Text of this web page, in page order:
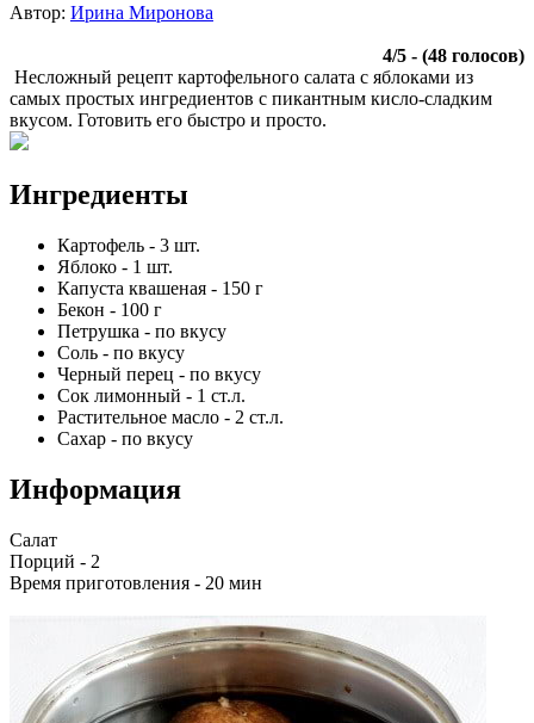
Автор: Ирина Миронова
4/5 - (48 голосов)
Несложный рецепт картофельного салата с яблоками из
самых простых ингредиентов с пикантным кисло-сладким
вкусом. Готовить его быстро и просто.
Ингредиенты
Картофель - 3 шт.
Яблоко - 1 шт.
Капуста квашеная - 150 г
Бекон - 100 г
Петрушка - по вкусу
Соль - по вкусу
Черный перец - по вкусу
Сок лимонный - 1 ст.л.
Растительное масло - 2 ст.л.
Сахар - по вкусу
Информация
Салат
Порций - 2
Время приготовления - 20 мин